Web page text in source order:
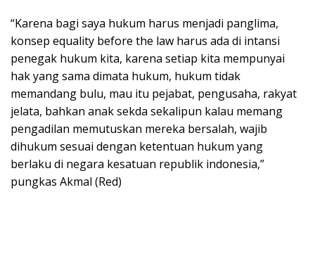
“Karena bagi saya hukum harus menjadi panglima,
konsep equality before the law harus ada di intansi
penegak hukum kita, karena setiap kita mempunyai
hak yang sama dimata hukum, hukum tidak
memandang bulu, mau itu pejabat, pengusaha, rakyat
jelata, bahkan anak sekda sekalipun kalau memang
pengadilan memutuskan mereka bersalah, wajib
dihukum sesuai dengan ketentuan hukum yang
berlaku di negara kesatuan republik indonesia,”
pungkas Akmal (Red)